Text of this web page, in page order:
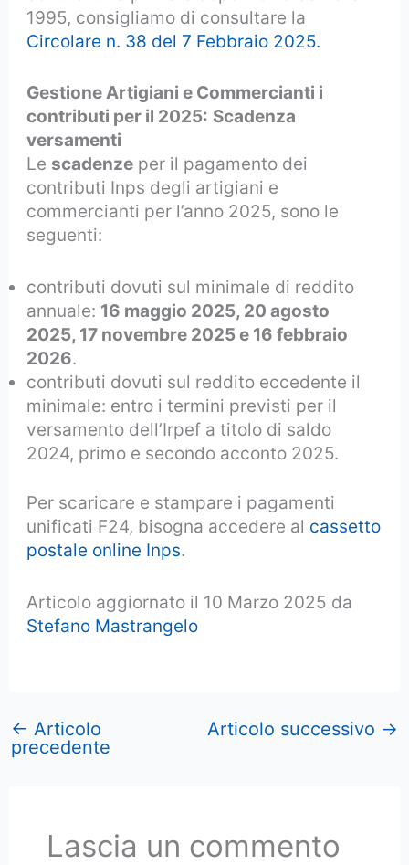
1995, consigliamo di consultare la
Circolare n. 38 del 7 Febbraio 2025.
Gestione Artigiani e Commercianti i
contributi per il 2025: Scadenza
versamenti
Le scadenze per il pagamento dei
contributi Inps degli artigiani e
commercianti per l’anno 2025, sono le
seguenti:
contributi dovuti sul minimale di reddito
annuale: 16 maggio 2025, 20 agosto
2025, 17 novembre 2025 e 16 febbraio
2026.
contributi dovuti sul reddito eccedente il
minimale: entro i termini previsti per il
versamento dell’Irpef a titolo di saldo
2024, primo e secondo acconto 2025.
Per scaricare e stampare i pagamenti
unificati F24, bisogna accedere al cassetto
postale online Inps.
Articolo aggiornato il 10 Marzo 2025 da
Stefano Mastrangelo
← Articolo
precedente
Articolo successivo →
Lascia un commento